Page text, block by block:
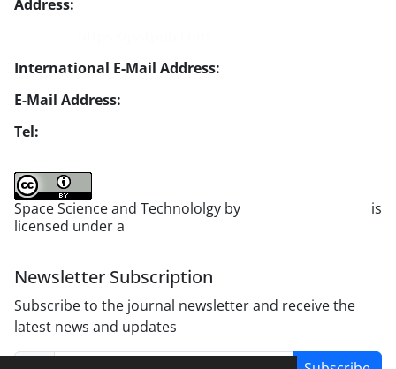
Address:
International E-Mail Address:
E-Mail Address:
Tel:
Space Science and Technololgy by
is
licensed under a
Newsletter Subscription
Subscribe to the journal newsletter and receive the
latest news and updates